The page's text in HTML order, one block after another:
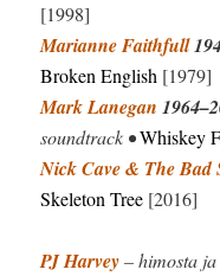
[1998]
Marianne Faithfull
Broken English [1979]
Mark Lanegan
soundtrack •Whiskey
Nick Cave & The Bad
Skeleton Tree [2016]
PJ Harvey– himosta